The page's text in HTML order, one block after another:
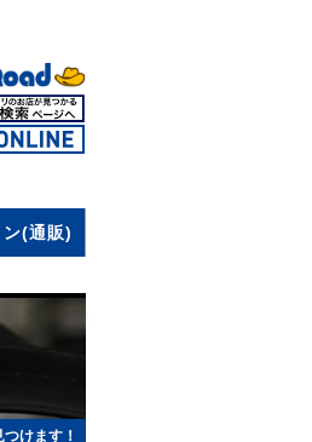
(通販)
けます！